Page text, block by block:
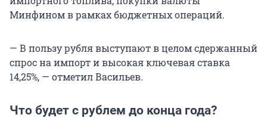
Минфином в рамках бюджетных операций.
— В пользу рубля выступают в целом сдержанный
спрос на импорт и высокая ключевая ставка
14,25%, — отметил Васильев.
Что будет с рублем до конца года?